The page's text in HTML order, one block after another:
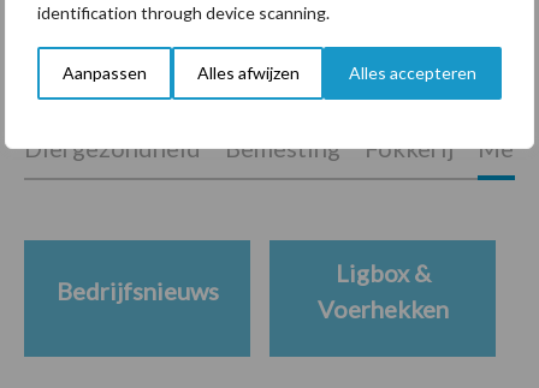
identification through device scanning.
Aanpassen Alles afwijzen Alles accepteren
Themapagina's
Diergezondheid Bemesting Fokkerij
Bedrijfsnieuws
Ligbox &
Voerhekken